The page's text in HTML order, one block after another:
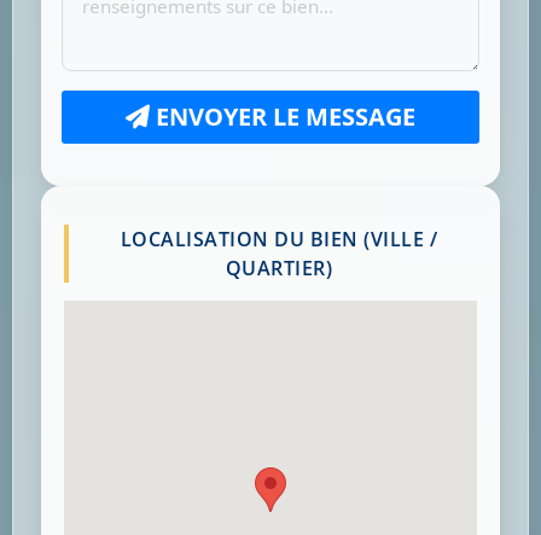
ENVOYER LE MESSAGE
LOCALISATION DU BIEN (VILLE /
QUARTIER)